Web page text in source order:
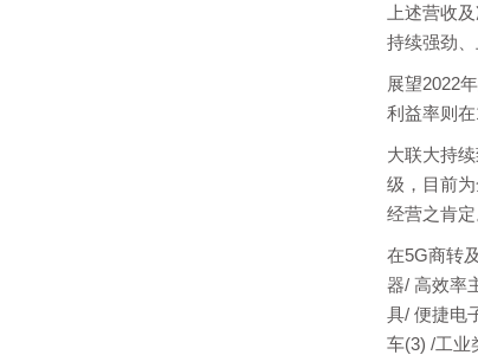
上述营收
持续强劲、
展望2022
利益率则
大联大持
级，目前
经营之肯定
在5G商转
器/ 高效率
具/ 便捷电
车(3) /工业